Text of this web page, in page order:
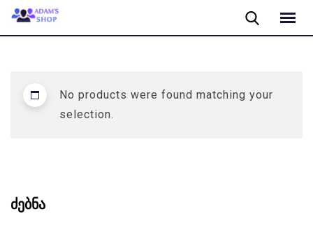
Skip
No products were found matching your
selection.
ძებნა